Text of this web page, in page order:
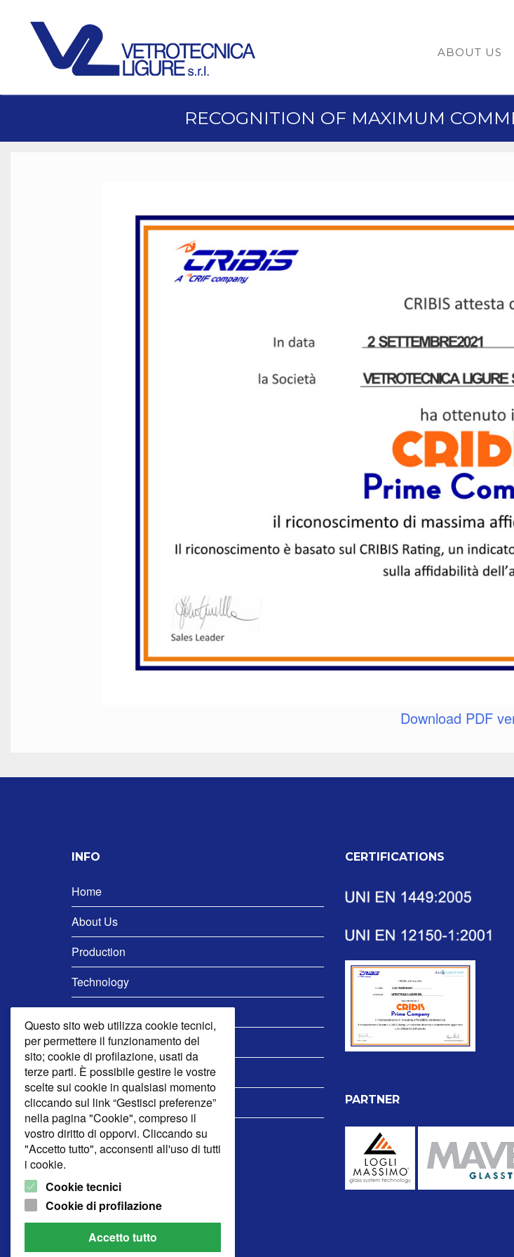
ABOUT US
RECOGNITION OF MAXIMUM
Download PDF
INFO
Home
About Us
Production
Technology
Find Us
Contact Us
Privacy policy
Cookie
CERTIFICATIONS
PARTNER
Questo sito web utilizza cookie tecnici,
per permettere il funzionamento del
sito; cookie di profilazione, usati da
terze parti. È possibile gestire le vostre
scelte sui cookie in qualsiasi momento
cliccando sul link “Gestisci preferenze”
nella pagina "Cookie", compreso il
vostro diritto di opporvi. Cliccando su
"Accetto tutto", acconsenti all'uso di tutti
i cookie.
Cookie tecnici
Cookie di profilazione
Accetto tutto